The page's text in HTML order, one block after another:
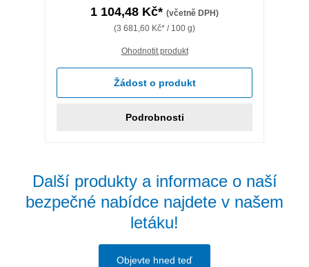
1 104,48 Kč* (včetně DPH)
(3 681,60 Kč* / 100 g)
Ohodnotit produkt
Žádost o produkt
Podrobnosti
Další produkty a informace o naší
bezpečné nabídce najdete v našem
letáku!
Objevte hned teď